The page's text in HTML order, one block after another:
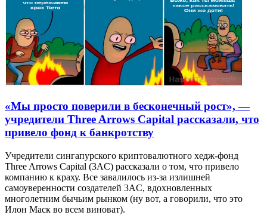
«Мы просто поверили в бесконечный рост», —
учредители Three Arrows Capital рассказали, что
привело фонд к банкротству
Учредители сингапурского криптовалютного хедж-фонд
Three Arrows Capital (3AC) рассказали о том, что привело
компанию к краху. Все завалилось из-за излишней
самоуверенности создателей 3AC, вдохновленных
многолетним бычьим рынком (ну вот, а говорили, что это
Илон Маск во всем виноват).